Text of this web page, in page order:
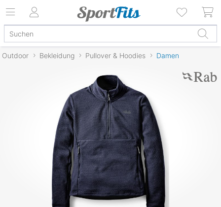
Outdoor Bekleidung Pullover & Hoodies Damen